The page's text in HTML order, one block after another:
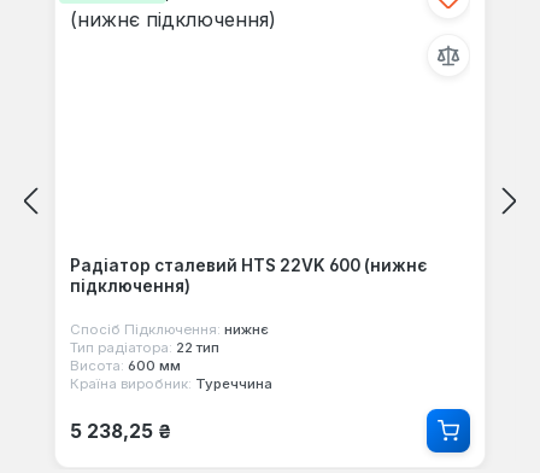
Радіатор сталевий HTS 22VK 600 (нижнє
підключення)
Спосіб Підключення: нижнє
Тип радіатора: 22 тип
Висота: 600 мм
Країна виробник: Туреччина
Звичайна ціна:
5 238,25 ₴